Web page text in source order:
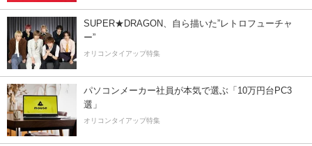
SUPER★DRAGON、自ら描いた”レトロフューチャ
ー”
オリコンタイアップ特集
パソコンメーカー社員が本気で選ぶ「10万円台PC3
選」
オリコンタイアップ特集